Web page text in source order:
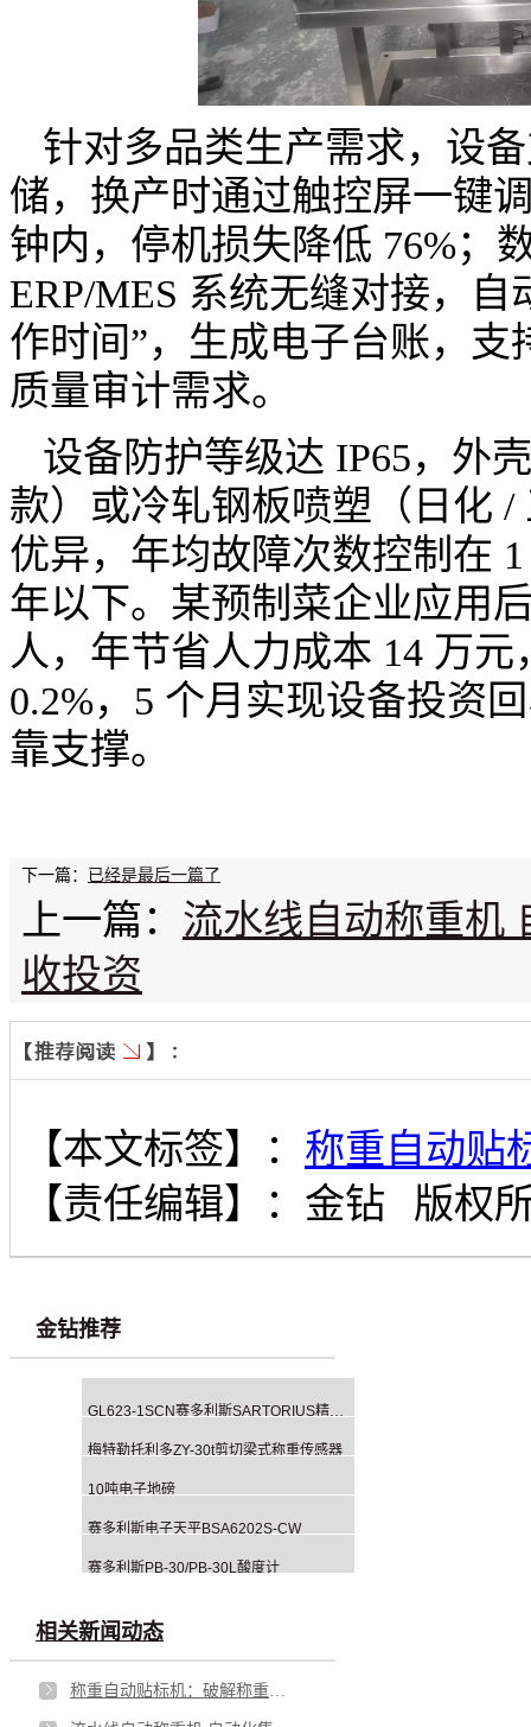
针对多品类生产需求，设
储，换产时通过触控屏一键
钟内，停机损失降低 76%；
ERP/MES 系统无缝对接，
作时间”，生成电子台账，
质量审计需求。
设备防护等级达 IP65，外
款）或冷轧钢板喷塑（日化
优异，年均故障次数控制在
年以下。某预制菜企业应用
人，年节省人力成本 14 万
0.2%，5 个月实现设备投资
靠支撑。
下一篇： 已经是最后一篇了
上一篇： 流水线自动称重机
收投资
【本文标签】： 称重自动贴
【责任编辑】： 金钻 版权
金钻推荐
梅特勒托利多ZY-30t剪切梁式称重传感器
10吨电子地磅
赛多利斯电子天平BSA6202S-CW
赛多利斯PB-30/PB-30L酸度计
相关新闻动态